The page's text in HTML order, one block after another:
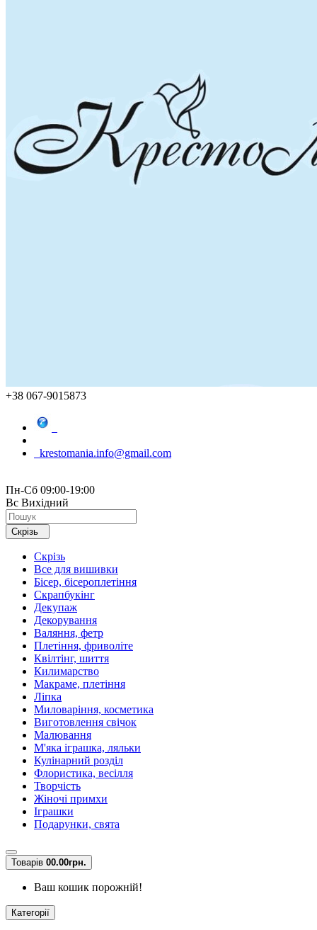
+38 067-9015873
krestomania.info@gmail.com
Пн-Сб 09:00-19:00
Вс Вихідний
Скрізь
Скрізь
Все для вишивки
Бісер, бісероплетіння
Скрапбукінг
Декупаж
Декорування
Валяння, фетр
Плетіння, фриволіте
Квілтінг, шиття
Килимарство
Макраме, плетіння
Ліпка
Миловаріння, косметика
Виготовлення свічок
Малювання
М'яка іграшка, ляльки
Кулінарний розділ
Флористика, весілля
Творчість
Жіночі примхи
Іграшки
Подарунки, свята
Товарів 00.00грн.
Ваш кошик порожній!
Категорії